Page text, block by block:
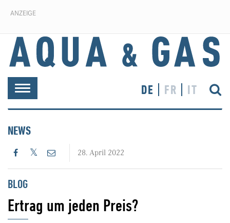
ANZEIGE
Toggle
navigation
DE FR IT
NEWS
28. April 2022
BLOG
Ertrag um jeden Preis?